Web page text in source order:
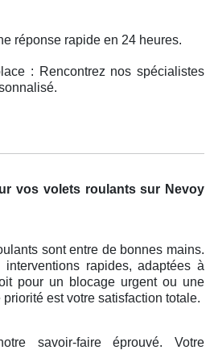
réponse rapide en 24 heures.
: Rencontrez nos spécialistes
vos volets roulants sur Nevoy
sont entre de bonnes mains.
rapides, adaptées à
pour un blocage urgent ou une
est votre satisfaction totale.
savoir-faire éprouvé. Votre